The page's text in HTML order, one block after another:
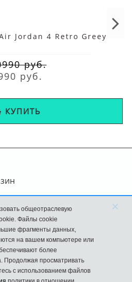
Jordan 4 Retro Greey
руб.
руб.
КУПИТЬ
общеотраслевую
Файлы cookie
фрагменты данных,
на вашем компьютере или
более
Продолжая просматривать
с использованием файлов
×